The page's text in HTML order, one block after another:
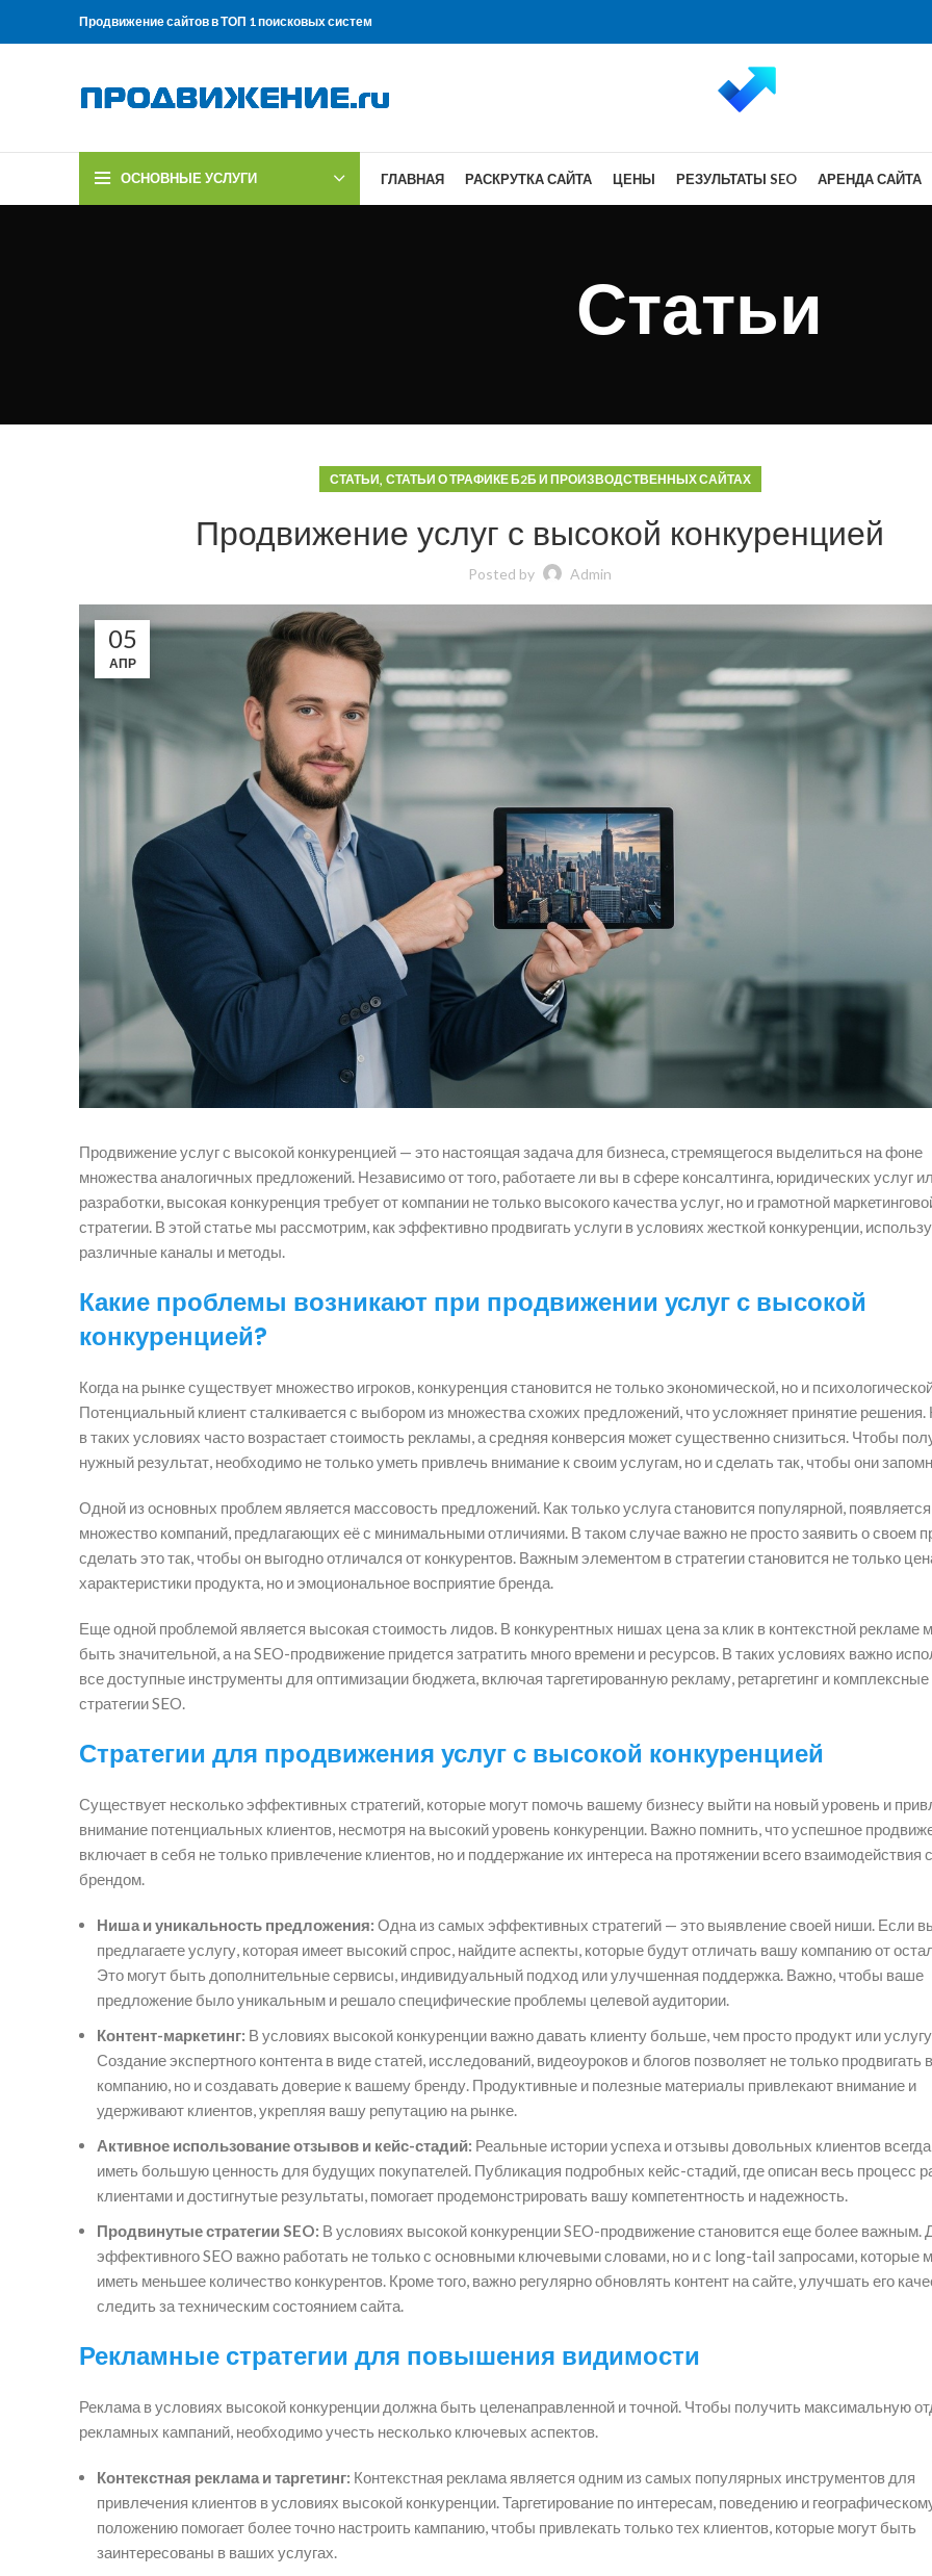
Продвижение сайтов в ТОП 1 поисковых систем
ОСНОВНЫЕ УСЛУГИ ГЛАВНАЯ РАСКРУТКА САЙТА ЦЕНЫ РЕЗУЛЬТАТЫ SEO АРЕНДА САЙТА
Статьи
СТАТЬИ, СТАТЬИ О ТРАФИКЕ Б2Б И ПРОИЗВОДСТВЕННЫХ САЙТАХ
Продвижение услуг с высокой конкуренцией
Posted by Admin
05
АПР
Продвижение услуг с высокой конкуренцией — это настоящая задача для бизнеса, стремящегося выделиться на фоне
множества аналогичных предложений. Независимо от того, работаете ли вы в сфере консалтинга, юридических услуг
разработки, высокая конкуренция требует от компании не только высокого качества услуг, но и грамотной
стратегии. В этой статье мы рассмотрим, как эффективно продвигать услуги в условиях жесткой конкуренции,
различные каналы и методы.
Какие проблемы возникают при продвижении услуг с высокой
конкуренцией?
Когда на рынке существует множество игроков, конкуренция становится не только экономической, но и
Потенциальный клиент сталкивается с выбором из множества схожих предложений, что усложняет принятие решения.
в таких условиях часто возрастает стоимость рекламы, а средняя конверсия может существенно снизиться. Чтобы
нужный результат, необходимо не только уметь привлечь внимание к своим услугам, но и сделать так, чтобы они
Одной из основных проблем является массовость предложений. Как только услуга становится популярной, появляется
множество компаний, предлагающих её с минимальными отличиями. В таком случае важно не просто заявить о своем
сделать это так, чтобы он выгодно отличался от конкурентов. Важным элементом в стратегии становится не только
характеристики продукта, но и эмоциональное восприятие бренда.
Еще одной проблемой является высокая стоимость лидов. В конкурентных нишах цена за клик в контекстной рекламе
быть значительной, а на SEO-продвижение придется затратить много времени и ресурсов. В таких условиях важно
все доступные инструменты для оптимизации бюджета, включая таргетированную рекламу, ретаргетинг и комплексные
стратегии SEO.
Стратегии для продвижения услуг с высокой конкуренцией
Существует несколько эффективных стратегий, которые могут помочь вашему бизнесу выйти на новый уровень и
внимание потенциальных клиентов, несмотря на высокий уровень конкуренции. Важно помнить, что успешное
включает в себя не только привлечение клиентов, но и поддержание их интереса на протяжении всего взаимодействия
брендом.
Ниша и уникальность предложения: Одна из самых эффективных стратегий — это выявление своей ниши. Если
предлагаете услугу, которая имеет высокий спрос, найдите аспекты, которые будут отличать вашу компанию от
Это могут быть дополнительные сервисы, индивидуальный подход или улучшенная поддержка. Важно, чтобы ваше
предложение было уникальным и решало специфические проблемы целевой аудитории.
Контент-маркетинг: В условиях высокой конкуренции важно давать клиенту больше, чем просто продукт или услугу.
Создание экспертного контента в виде статей, исследований, видеоуроков и блогов позволяет не только продвигать
компанию, но и создавать доверие к вашему бренду. Продуктивные и полезные материалы привлекают внимание и
удерживают клиентов, укрепляя вашу репутацию на рынке.
Активное использование отзывов и кейс-стадий: Реальные истории успеха и отзывы довольных клиентов
иметь большую ценность для будущих покупателей. Публикация подробных кейс-стадий, где описан весь процесс
клиентами и достигнутые результаты, помогает продемонстрировать вашу компетентность и надежность.
Продвинутые стратегии SEO: В условиях высокой конкуренции SEO-продвижение становится еще более важным.
эффективного SEO важно работать не только с основными ключевыми словами, но и с long-tail запросами, которые
иметь меньшее количество конкурентов. Кроме того, важно регулярно обновлять контент на сайте, улучшать его
следить за техническим состоянием сайта.
Рекламные стратегии для повышения видимости
Реклама в условиях высокой конкуренции должна быть целенаправленной и точной. Чтобы получить максимальную
рекламных кампаний, необходимо учесть несколько ключевых аспектов.
Контекстная реклама и таргетинг: Контекстная реклама является одним из самых популярных инструментов для
привлечения клиентов в условиях высокой конкуренции. Таргетирование по интересам, поведению и
положению помогает более точно настроить кампанию, чтобы привлекать только тех клиентов, которые могут быть
заинтересованы в ваших услугах.